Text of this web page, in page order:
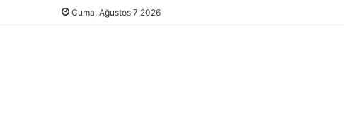
Cuma, Ağustos 7 2026